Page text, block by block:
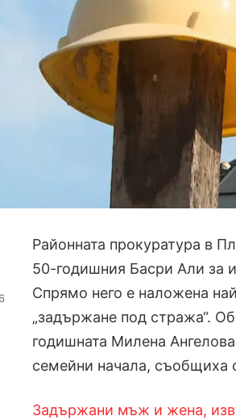
Районната прокуратура в
50-годишния Басри Али за
Спрямо него е наложена
„задържане под стража“.
годишната Милена
семейни начала, съобщиха
Задържани мъж и жена,